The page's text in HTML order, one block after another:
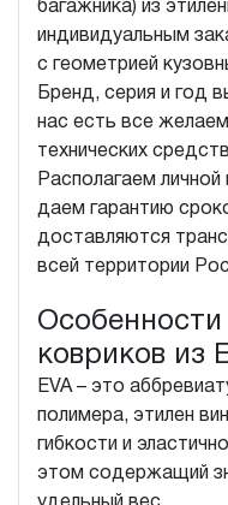
багажника) из
индивидуальным
с геометрией
Бренд, серия и год
нас есть все
технических
Располагаем
даем гарантию
доставляются
всей территории
ковриков из
EVA – это
полимера, этилен
гибкости и
этом содержащий